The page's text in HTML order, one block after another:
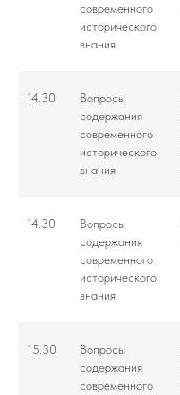
современного
исторического
знания
14.30
Вопросы
содержания
современного
исторического
знания
14.30
Вопросы
содержания
современного
исторического
знания
15.30
Вопросы
содержания
современного